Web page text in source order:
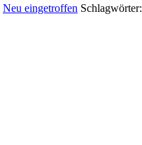
Neu eingetroffen Schlagwörter: